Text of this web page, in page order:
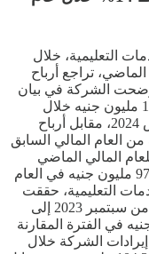
التعليمية، خلال
تراجع أرباح
وأوضحت الشركة في بيان
لبورصة مصر أنها حققت أرباحا بلغت 11.081 مليون جنيه خلال
الفترة منذ سبتمبر 2023 حتى نهاية أغسطس 2024، مقابل أرباح
من العام المالي السابق
المالي الماضي
للشركة إلى 110.78 مليون جنيه، مقابل 97.36 مليون جنيه في العام
التعليمية، حققت
أرباحا بلغت 30.98 مليون جنيه خلال الفترة من سبتمبر 2023 إلى
أرباح بلغت 31.46 مليون جنيه في الفترة المقارنة
الشركة خلال